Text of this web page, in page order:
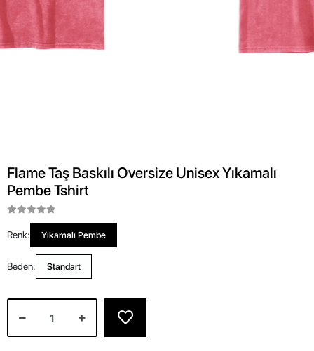
Flame Taş Baskılı Oversize Unisex Yıkamalı
Pembe Tshirt
Renk: Yıkamalı Pembe
Beden: Standart